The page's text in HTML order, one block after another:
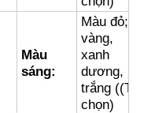
Màu
sáng:
Màu đỏ;
vàng,
xanh
dương,
trắng ((Tự
chọn)